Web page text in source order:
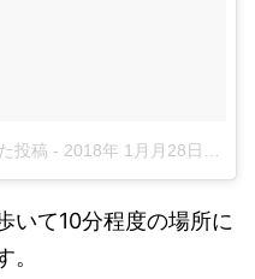
投稿 - 2018年 1月月28日午後8時50分PST
いて10分程度の場所に